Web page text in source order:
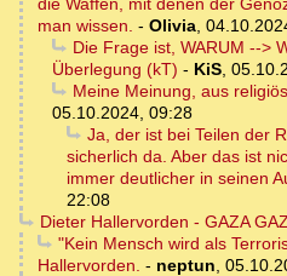
die Waffen, mit denen der
man wissen. - Olivia,
Die Frage ist, WARUM -->
Überlegung (kT) - KiS,
Meine Meinung, aus
05.10.2024, 09:28
Ja, der ist bei Teilen der
sicherlich da. Aber das ist
immer deutlicher in seinen
22:08
Dieter Hallervorden - GAZA
"Kein Mensch wird als
Hallervorden. - neptun,